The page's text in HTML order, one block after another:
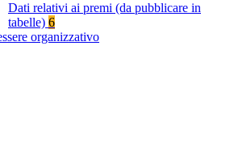
Dati relativi ai premi (da pubblicare in
tabelle) 6
organizzativo